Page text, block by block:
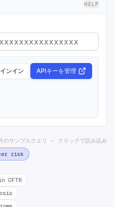
HELP
ンイン APIキーを管理
のサンプルクエリ — クリックで読み込み
risk
CFTR